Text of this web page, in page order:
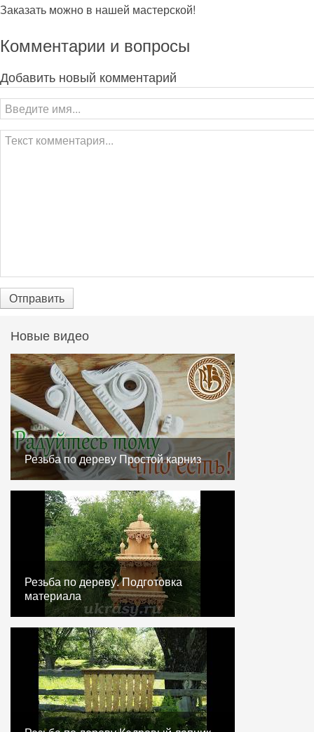
Заказать можно в нашей мастерской!
Комментарии и вопросы
Добавить новый комментарий
Отправить
Новые видео
Резьба по дереву Простой карниз
Резьба по дереву. Подготовка
материала